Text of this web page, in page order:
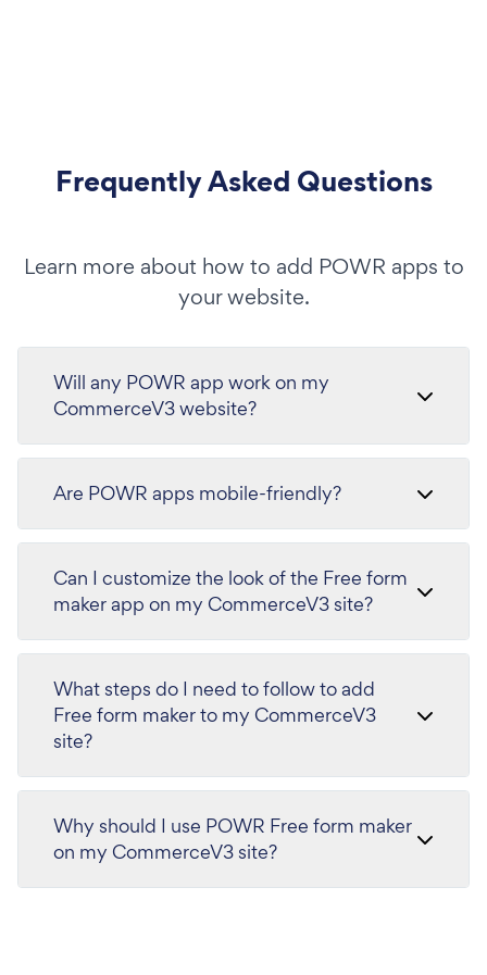
Frequently Asked Questions
Learn more about how to add POWR apps to
your website.
Will any POWR app work on my
CommerceV3 website?
Are POWR apps mobile-friendly?
Can I customize the look of the Free form
maker app on my CommerceV3 site?
What steps do I need to follow to add
Free form maker to my CommerceV3
site?
Why should I use POWR Free form maker
on my CommerceV3 site?